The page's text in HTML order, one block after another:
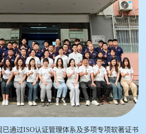
已通过ISO认证管理体系及多项专项软著证书